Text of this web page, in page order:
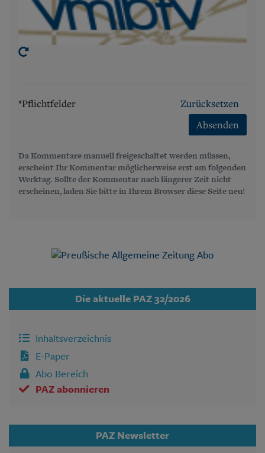
*Pflichtfelder
Zurücksetzen
Absenden
Da Kommentare manuell freigeschaltet werden müssen,
erscheint Ihr Kommentar möglicherweise erst am folgenden
Werktag. Sollte der Kommentar nach längerer Zeit nicht
erscheinen, laden Sie bitte in Ihrem Browser diese Seite neu!
Die aktuelle PAZ 32/2026
Inhaltsverzeichnis
E-Paper
Abo Bereich
PAZ abonnieren
PAZ Newsletter